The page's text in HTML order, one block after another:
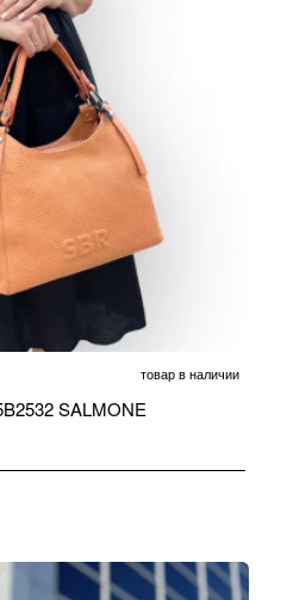
товар в наличии
SALMONE